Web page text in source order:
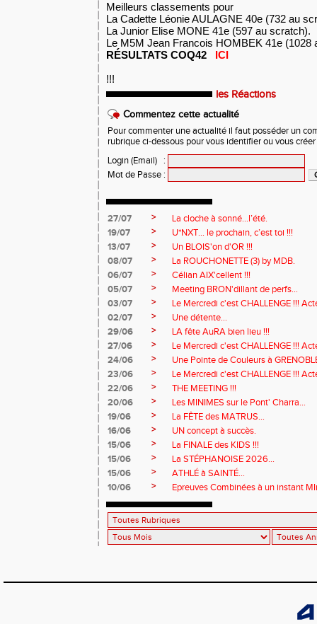
Meilleurs classements pour
La Cadette Léonie AULAGNE 40e (732 au
La Junior Elise MONE 41e (597 au scratch).
Le M5M Jean Francois HOMBEK 41e (1028
RÉSULTATS COQ42 ICI
!!!
les Réactions
Commentez cette actualité
Pour commenter une actualité il faut posséder un
rubrique ci-dessous pour vous identifier ou vous
Login (Email)
:
Mot de Passe :
27/07 >
La cloche à sonné…l’été.
19/07
>
U*NXT... le prochain, c’est toi !!!
13/07
>
Un BLOIS'on d'OR !!!
08/07
>
La ROUCHONETTE (3) by MDB.
06/07
>
Célian AIX'cellent !!!
05/07
>
Meeting BRON'dillant de perfs...
03/07
>
Le Mercredi c'est CHALLENGE !!!
02/07
>
Une détente...
29/06
>
LA fête AuRA bien lieu !!!
27/06
>
Le Mercredi c'est CHALLENGE !!!
24/06
>
Une Pointe de Couleurs à
23/06
>
Le Mercredi c'est CHALLENGE !!!
22/06
>
THE MEETING !!!
20/06
>
Les MINIMES sur le Pont' Charra...
19/06
>
La FÊTE des MATRUS...
16/06
>
UN concept à succès.
15/06
>
La FINALE des KIDS !!!
15/06
>
La STÉPHANOISE 2026...
15/06
>
ATHLÉ à SAINTÉ...
10/06
> Epreuves Combinées à un instant